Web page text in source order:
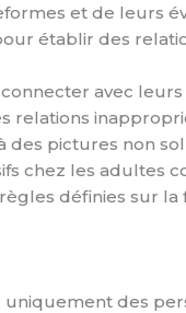
et de leurs
établir des
avec
relations
des pictures non
chez les adultes
définies sur
des